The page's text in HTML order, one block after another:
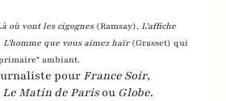
où vont les cigognes (Ramsay), L'affiche
L'homme que vous aimez haïr (Grasset) qui
ambiant.
pour France Soir,
Le Matin de Parisou Globe.